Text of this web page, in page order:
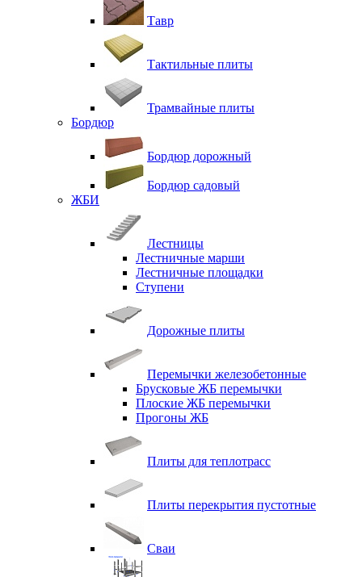
Тавр
Тактильные плиты
Трамвайные плиты
Бордюр
Бордюр дорожный
Бордюр садовый
ЖБИ
Лестницы
Лестничные марши
Лестничные площадки
Ступени
Дорожные плиты
Перемычки железобетонные
Брусковые ЖБ перемычки
Плоские ЖБ перемычки
Прогоны ЖБ
Плиты для теплотрасс
Плиты перекрытия пустотные
Сваи